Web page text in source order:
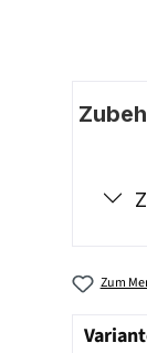
Zum